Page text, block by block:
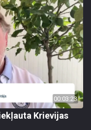
00:03:23
Krievijas